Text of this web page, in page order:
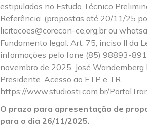
estipulados no Estudo Técnico
Referência. (propostas até 20/11/25
licitacoes@corecon-ce.org.br ou
Fundamento legal: Art. 75, inciso II da
informações pelo fone (85) 98893-
novembro de 2025. José Wandemberg
Presidente. Acesso ao ETP e TR
https://www.studiosti.com.br/
O prazo para apresentação de
para o dia 26/11/2025.